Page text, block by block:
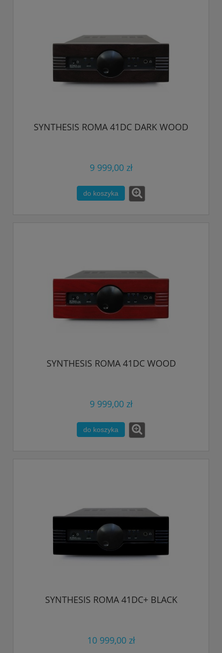
SYNTHESIS ROMA 41DC DARK WOOD
9 999,00 zł
do koszyka
SYNTHESIS ROMA 41DC WOOD
9 999,00 zł
do koszyka
SYNTHESIS ROMA 41DC+ BLACK
10 999,00 zł